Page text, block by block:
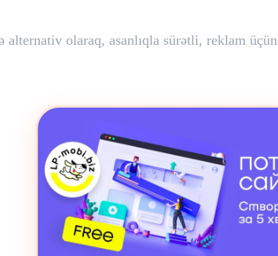
olaraq, asanlıqla sürətli, reklam üçün